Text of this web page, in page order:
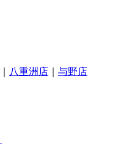
八重洲店 与野店